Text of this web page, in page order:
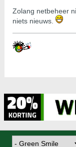
Zolang netbeheer
niets nieuws.